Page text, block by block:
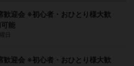
迎会 ※初心者・おひとり様大歓
能
日
迎会 ※初心者・おひとり様大歓